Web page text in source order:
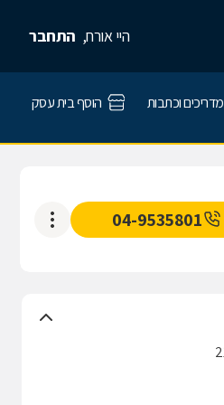
היי אורח, התחבר
מדריכים וכתבות הוסף בית עסק
04-9535801